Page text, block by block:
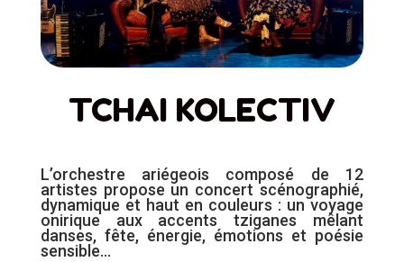
TCHAI KOLECTIV
L’orchestre ariégeois composé de 12
artistes propose un concert scénographié,
dynamique et haut en couleurs : un voyage
onirique aux accents tziganes mêlant
danses, fête, énergie, émotions et poésie
sensible…